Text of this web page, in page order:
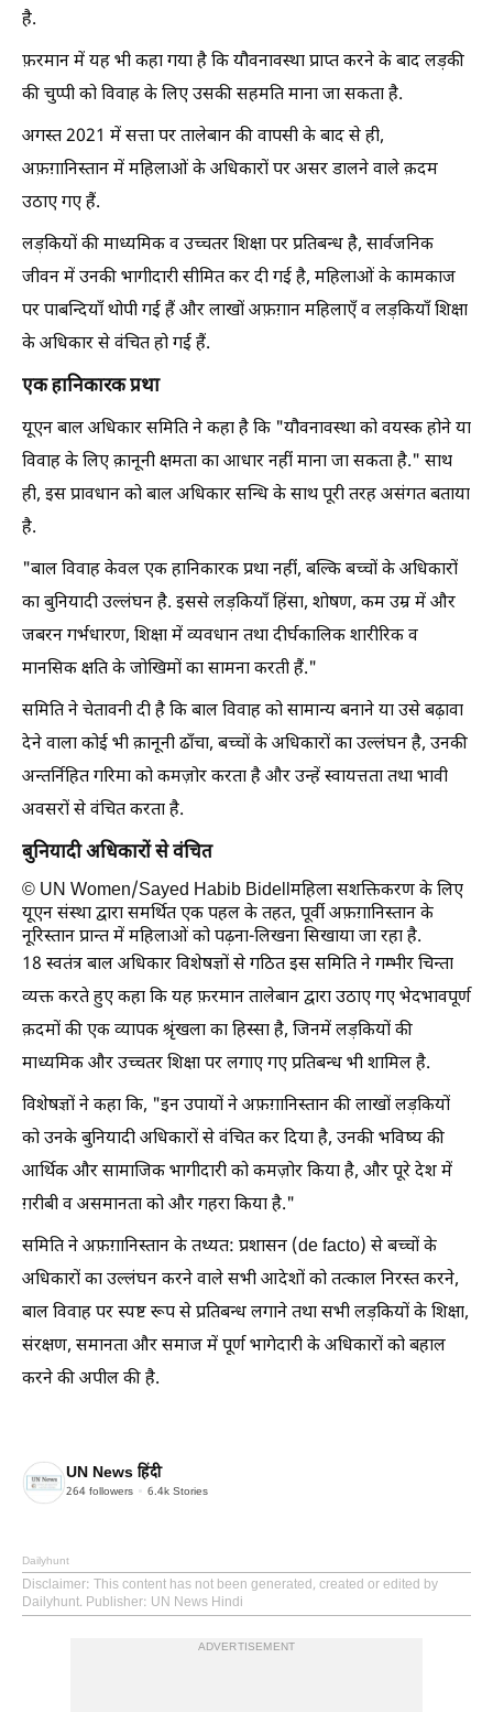
है.
फ़रमान में यह भी कहा गया है कि यौवनावस्था प्राप्त करने के बाद लड़की
की चुप्पी को विवाह के लिए उसकी सहमति माना जा सकता है.
अगस्त 2021 में सत्ता पर तालेबान की वापसी के बाद से ही,
अफ़ग़ानिस्तान में महिलाओं के अधिकारों पर असर डालने वाले क़दम
उठाए गए हैं.
लड़कियों की माध्यमिक व उच्चतर शिक्षा पर प्रतिबन्ध है, सार्वजनिक
जीवन में उनकी भागीदारी सीमित कर दी गई है, महिलाओं के कामकाज
पर पाबन्दियाँ थोपी गई हैं और लाखों अफ़ग़ान महिलाएँ व लड़कियाँ शिक्षा
के अधिकार से वंचित हो गई हैं.
एक हानिकारक प्रथा
यूएन बाल अधिकार समिति ने कहा है कि "यौवनावस्था को वयस्क होने या
विवाह के लिए क़ानूनी क्षमता का आधार नहीं माना जा सकता है." साथ
ही, इस प्रावधान को बाल अधिकार सन्धि के साथ पूरी तरह असंगत बताया
है.
"बाल विवाह केवल एक हानिकारक प्रथा नहीं, बल्कि बच्चों के अधिकारों
का बुनियादी उल्लंघन है. इससे लड़कियाँ हिंसा, शोषण, कम उम्र में और
जबरन गर्भधारण, शिक्षा में व्यवधान तथा दीर्घकालिक शारीरिक व
मानसिक क्षति के जोखिमों का सामना करती हैं."
समिति ने चेतावनी दी है कि बाल विवाह को सामान्य बनाने या उसे बढ़ावा
देने वाला कोई भी क़ानूनी ढाँचा, बच्चों के अधिकारों का उल्लंघन है, उनकी
अन्तर्निहित गरिमा को कमज़ोर करता है और उन्हें स्वायत्तता तथा भावी
अवसरों से वंचित करता है.
बुनियादी अधिकारों से वंचित
© UN Women/Sayed Habib Bidellमहिला सशक्तिकरण के लिए
यूएन संस्था द्वारा समर्थित एक पहल के तहत, पूर्वी अफ़ग़ानिस्तान के
नूरिस्तान प्रान्त में महिलाओं को पढ़ना-लिखना सिखाया जा रहा है.
18 स्वतंत्र बाल अधिकार विशेषज्ञों से गठित इस समिति ने गम्भीर चिन्ता
व्यक्त करते हुए कहा कि यह फ़रमान तालेबान द्वारा उठाए गए भेदभावपूर्ण
क़दमों की एक व्यापक श्रृंखला का हिस्सा है, जिनमें लड़कियों की
माध्यमिक और उच्चतर शिक्षा पर लगाए गए प्रतिबन्ध भी शामिल है.
विशेषज्ञों ने कहा कि, "इन उपायों ने अफ़ग़ानिस्तान की लाखों लड़कियों
को उनके बुनियादी अधिकारों से वंचित कर दिया है, उनकी भविष्य की
आर्थिक और सामाजिक भागीदारी को कमज़ोर किया है, और पूरे देश में
ग़रीबी व असमानता को और गहरा किया है."
समिति ने अफ़ग़ानिस्तान के तथ्यत: प्रशासन (de facto) से बच्चों के
अधिकारों का उल्लंघन करने वाले सभी आदेशों को तत्काल निरस्त करने,
बाल विवाह पर स्पष्ट रूप से प्रतिबन्ध लगाने तथा सभी लड़कियों के शिक्षा,
संरक्षण, समानता और समाज में पूर्ण भागेदारी के अधिकारों को बहाल
करने की अपील की है.
UN News हिंदी
264 followers 6.4k Stories
Dailyhunt
Disclaimer: This content has not been generated, created or edited by
Dailyhunt. Publisher: UN News Hindi
ADVERTISEMENT